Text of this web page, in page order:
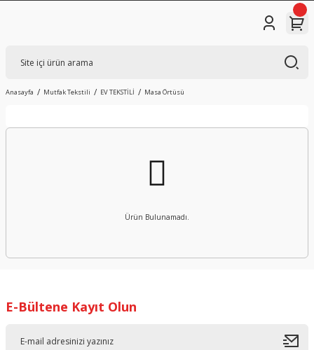
Anasayfa Mutfak Tekstili EV TEKSTİLİ Masa Örtüsü
Ürün Bulunamadı.
E-Bültene Kayıt Olun